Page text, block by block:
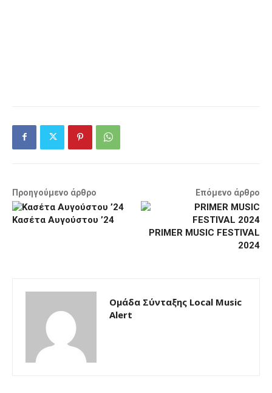
Προηγούμενο άρθρο
Κασέτα Αυγούστου ’24
Επόμενο άρθρο
PRIMER MUSIC FESTIVAL
2024
Ομάδα Σύνταξης Local Music
Alert